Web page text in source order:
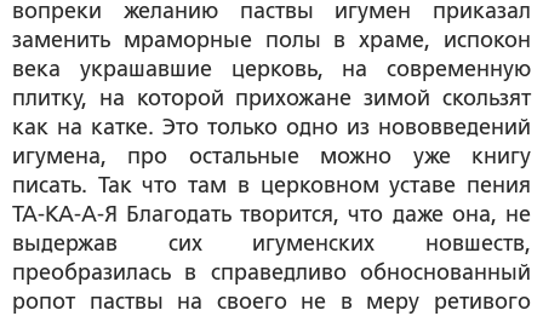
вопреки желанию паствы игумен приказал
заменить мраморные полы в храме, испокон
века украшавшие церковь, на современную
плитку, на которой прихожане зимой скользят
как на катке. Это только одно из нововведений
игумена, про остальные можно уже книгу
писать. Так что там в церковном уставе пения
ТА-КА-А-Я Благодать творится, что даже она, не
выдержав сих игуменских новшеств,
преобразилась в справедливо обноснованный
ропот паствы на своего не в меру ретивого